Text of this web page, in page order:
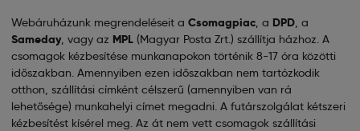
Webáruházunk megrendeléseit a Csomagpiac, a DPD, a
Sameday, vagy az MPL (Magyar Posta Zrt.) szállítja házhoz. A
csomagok kézbesítése munkanapokon történik 8-17 óra közötti
időszakban. Amennyiben ezen időszakban nem tartózkodik
otthon, szállítási címként célszerű (amennyiben van rá
lehetősége) munkahelyi címet megadni. A futárszolgálat kétszeri
kézbesítést kísérel meg. Az át nem vett csomagok szállítási